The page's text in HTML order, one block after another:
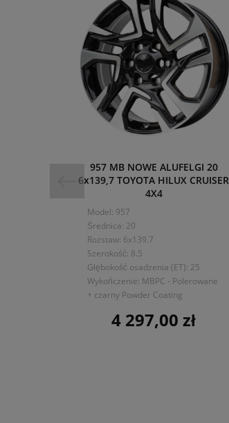
957 MB NOWE ALUFELGI 20
6x139,7 TOYOTA HILUX CRUISER
4X4
Model: 957
Średnica: 20
Rozstaw: 6x139.7
Szerokość: 8.5
Głębokość osadzenia (ET): 25
Wykończenie: MBPC - Polerowane
+ czarny Powder Coating
Cena
4 297,00 zł